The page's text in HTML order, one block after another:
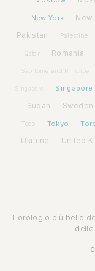
New York New
Pakistan Palestine
Qatar Romania
São Tomé and Príncipe
Singapore
Sudan Sweden
Togo Tokyo
Ukraine United
L'orologio più bello
delle